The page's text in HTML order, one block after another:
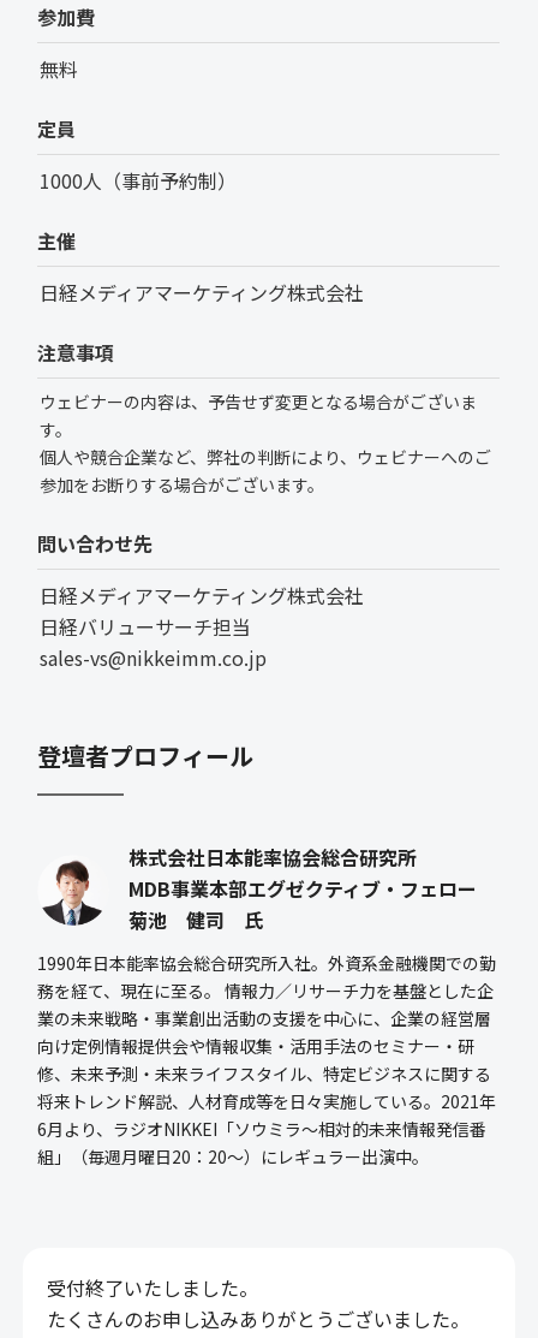
参加費
無料
定員
1000人（事前予約制）
主催
日経メディアマーケティング株式会社
注意事項
ウェビナーの内容は、予告せず変更となる場合がございま
す。
個人や競合企業など、弊社の判断により、ウェビナーへのご
参加をお断りする場合がございます。
問い合わせ先
日経メディアマーケティング株式会社
日経バリューサーチ担当
sales-vs@nikkeimm.co.jp
登壇者プロフィール
株式会社日本能率協会総合研究所
MDB事業本部エグゼクティブ・フェロー
菊池 健司 氏
1990年日本能率協会総合研究所入社。外資系金融機関での勤
務を経て、現在に至る。 情報力／リサーチ力を基盤とした企
業の未来戦略・事業創出活動の支援を中心に、企業の経営層
向け定例情報提供会や情報収集・活用手法のセミナー・研
修、未来予測・未来ライフスタイル、特定ビジネスに関する
将来トレンド解説、人材育成等を日々実施している。2021年
6月より、ラジオNIKKEI「ソウミラ～相対的未来情報発信番
組」（毎週月曜日20：20～）にレギュラー出演中。
受付終了いたしました。
たくさんのお申し込みありがとうございました。